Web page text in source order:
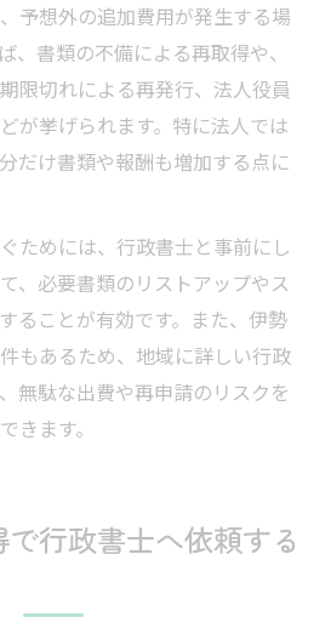
予想外の追加費用が発生する場
、書類の不備による再取得や、
限切れによる再発行、法人役員
が挙げられます。特に法人では
だけ書類や報酬も増加する点に
ためには、行政書士と事前にし
、必要書類のリストアップやス
ることが有効です。また、伊勢
もあるため、地域に詳しい行政
無駄な出費や再申請のリスクを
きます。
行政書士へ依頼する